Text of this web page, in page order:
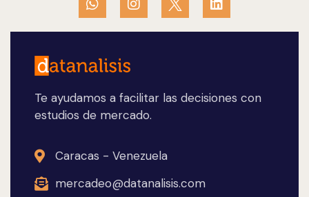
Te ayudamos a facilitar las decisiones con
estudios de mercado.
Caracas - Venezuela
mercadeo@datanalisis.com